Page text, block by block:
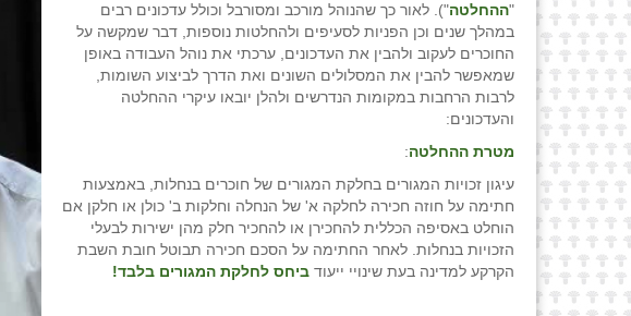
"ההחלטה"). לאור כך שהנוהל מורכב ומסורבל וכולל עדכונים רבים
במהלך שנים וכן הפניות לסעיפים ולהחלטות נוספות, דבר שמקשה על
החוכרים לעקוב ולהבין את העדכונים, ערכתי את נוהל העבודה באופן
שמאפשר להבין את המסלולים השונים ואת הדרך לביצוע השומות,
לרבות הרחבות במקומות הנדרשים ולהלן יובאו עיקרי ההחלטה
והעדכונים:
מטרת ההחלטה:
עיגון זכויות המגורים בחלקת המגורים של חוכרים בנחלות, באמצעות
חתימה על חוזה חכירה לחלקה א' של הנחלה וחלקות ב' כולן או חלקן אם
הוחלט באסיפה הכללית להחכירן או להחכיר חלק מהן ישירות לבעלי
הזכויות בנחלות. לאחר החתימה על הסכם חכירה תבוטל חובת השבת
הקרקע למדינה בעת שינויי ייעוד ביחס לחלקת המגורים בלבד!